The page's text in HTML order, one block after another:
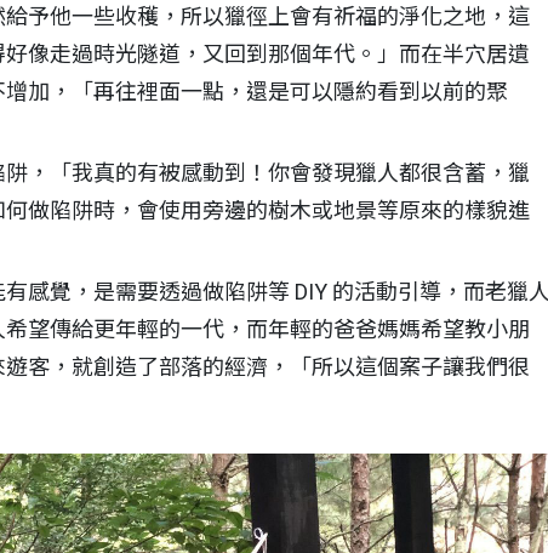
予他一些收穫，所以獵徑上會有祈福的淨化之地，這
像走過時光隧道，又回到那個年代。」而在半穴居遺
加，「再往裡面一點，還是可以隱約看到以前的聚
，「我真的有被感動到！你會發現獵人都很含蓄，獵
做陷阱時，會使用旁邊的樹木或地景等原來的樣貌進
感覺，是需要透過做陷阱等 DIY 的活動引導，而老獵人
望傳給更年輕的一代，而年輕的爸爸媽媽希望教小朋
客，就創造了部落的經濟，「所以這個案子讓我們很